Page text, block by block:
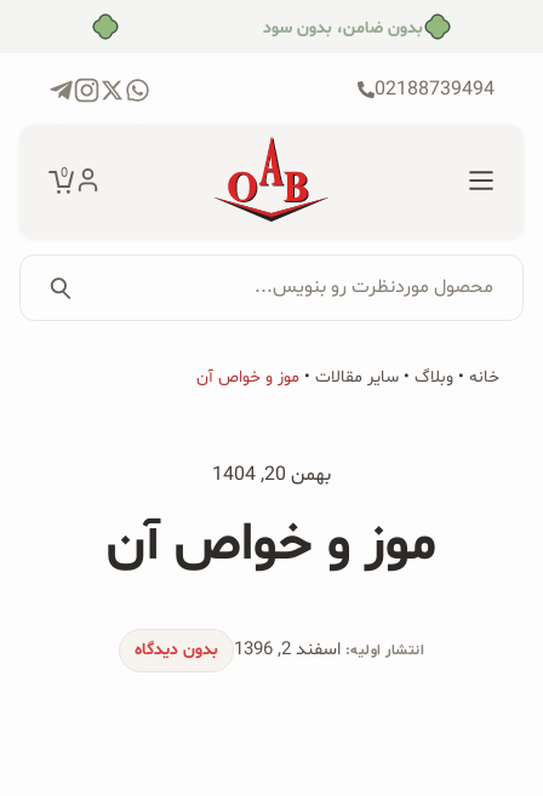
02188739494
0
برای:
جستجو...
پکیج‌ها
محصولات ارگانیک
محصولات جو دوسر
محصول موردنظرت رو بنویس...
خانه • وبلاگ • سایر مقالات • موز و خواص آن
بهمن 20, 1404
موز و خواص آن
انتشار اولیه: اسفند 2, 1396 بدون دیدگاه